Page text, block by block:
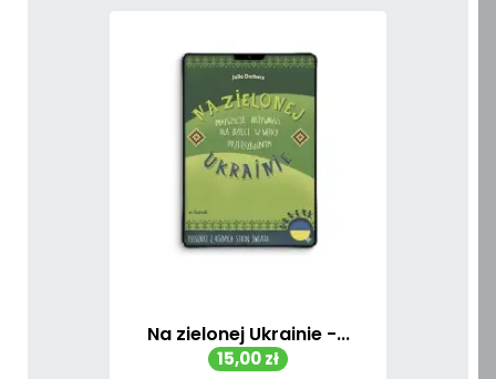
Na zielonej Ukrainie -...
Cena
15,00 zł